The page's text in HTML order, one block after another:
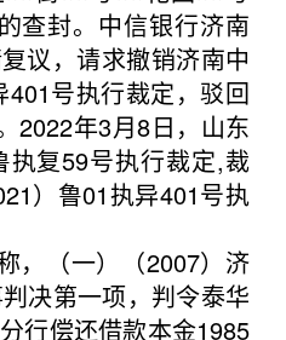
查封。中信银行济南
议，请求撤销济南中
号执行裁定，驳回
2022年3月8日，山东
执复59号执行裁定,裁
）鲁01执异401号执
（一）（2007）济
决第一项，判令泰华
行偿还借款本金1985